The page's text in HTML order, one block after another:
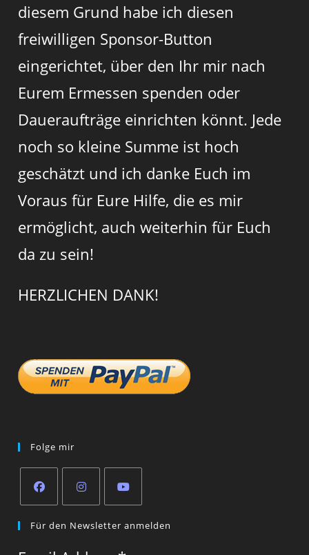
diesem Grund habe ich diesen
freiwilligen Sponsor-Button
eingerichtet, über den Ihr mir nach
Eurem Ermessen spenden oder
Daueraufträge einrichten könnt. Jede
noch so kleine Summe ist hoch
geschätzt und ich danke Euch im
Voraus für Eure Hilfe, die es mir
ermöglicht, auch weiterhin für Euch
da zu sein!
HERZLICHEN DANK!
Folge mir
in
in
in
Für den Newsletter anmelden